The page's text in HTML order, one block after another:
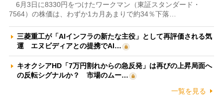
6月3日に8330円をつけたワークマン（東証スタンダード・
7564）の株価は、わずか1カ月あまりで約34％下落…
三菱重工が「AIインフラの新たな主役」として再評価される気
運 エヌビディアとの提携でAI…
キオクシアHD「7万円割れからの急反発」は再びの上昇局面へ
の反転シグナルか？ 市場のムー…
一覧を見る